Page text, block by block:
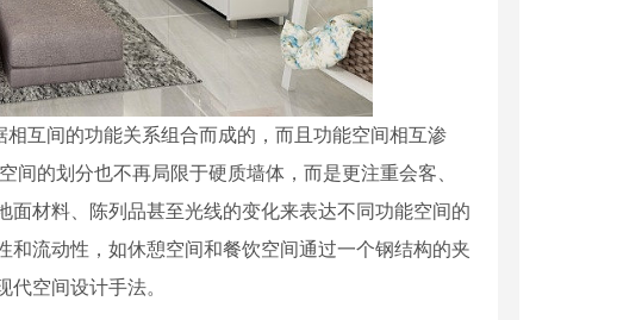
互间的功能关系组合而成的，而且功能空间相互渗
的划分也不再局限于硬质墙体，而是更注重会客、
材料、陈列品甚至光线的变化来表达不同功能空间的
流动性，如休憩空间和餐饮空间通过一个钢结构的夹
空间设计手法。